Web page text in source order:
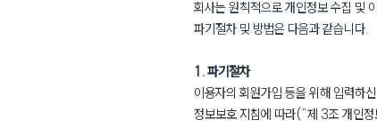
회사는 원칙적으로 개인정보 수집 및
파기절차 및 방법은 다음과 같습니다.
1. 파기절차
이용자의 회원가입 등을 위해 입력하
정보보호 지침에 따라(“제 3조 개인